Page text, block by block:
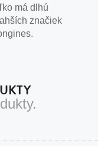
má dlhú
značiek